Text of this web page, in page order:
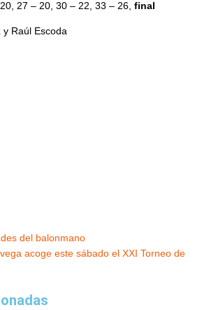
27 – 20, 30 – 22, 33 – 26, final
y Raúl Escoda
del balonmano
acoge este sábado el XXI Torneo de